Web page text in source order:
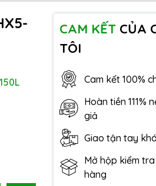
CAM KẾTCỦA
TÔI
Cam kết 100%
Hoàn tiền 111%
giả
Giao tận tay
Mở hộp kiểm
hàng